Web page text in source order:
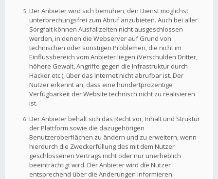
Der Anbieter wird sich bemühen, den Dienst möglichst
unterbrechungsfrei zum Abruf anzubieten. Auch bei aller
Sorgfalt können Ausfallzeiten nicht ausgeschlossen
werden, in denen die Webserver auf Grund von
technischen oder sonstigen Problemen, die nicht im
Einflussbereich vom Anbieter liegen (Verschulden Dritter,
höhere Gewalt, Angriffe gegen die Infrastruktur durch
Hacker etc.), über das Internet nicht abrufbar ist. Der
Nutzer erkennt an, dass eine hundertprozentige
Verfügbarkeit der Website technisch nicht zu realisieren
ist.
Der Anbieter behält sich das Recht vor, Inhalt und Struktur
der Plattform sowie die dazugehörigen
Benutzeroberflächen zu ändern und zu erweitern, wenn
hierdurch die Zweckerfüllung des mit dem Nutzer
geschlossenen Vertrags nicht oder nur unerheblich
beeinträchtigt wird. Der Anbieter wird die Nutzer
entsprechend über die Änderungen informieren.